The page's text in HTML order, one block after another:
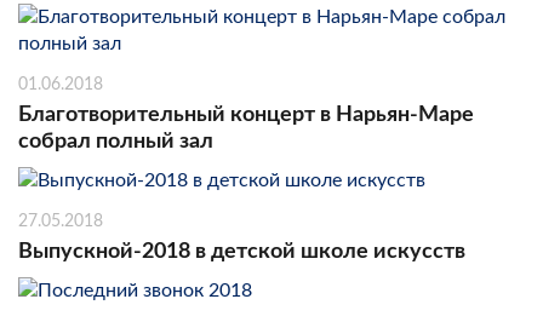
01.06.2018
Благотворительный концерт в Нарьян-Маре
собрал полный зал
27.05.2018
Выпускной-2018 в детской школе искусств